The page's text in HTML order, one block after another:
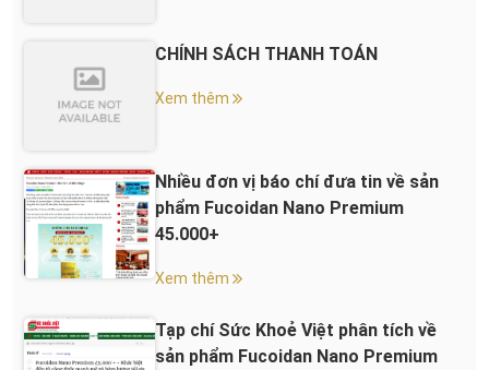
CHÍNH SÁCH THANH TOÁN
Xem thêm
Nhiều đơn vị báo chí đưa tin về sản
phẩm Fucoidan Nano Premium
45.000+
Xem thêm
Tạp chí Sức Khoẻ Việt phân tích về
sản phẩm Fucoidan Nano Premium